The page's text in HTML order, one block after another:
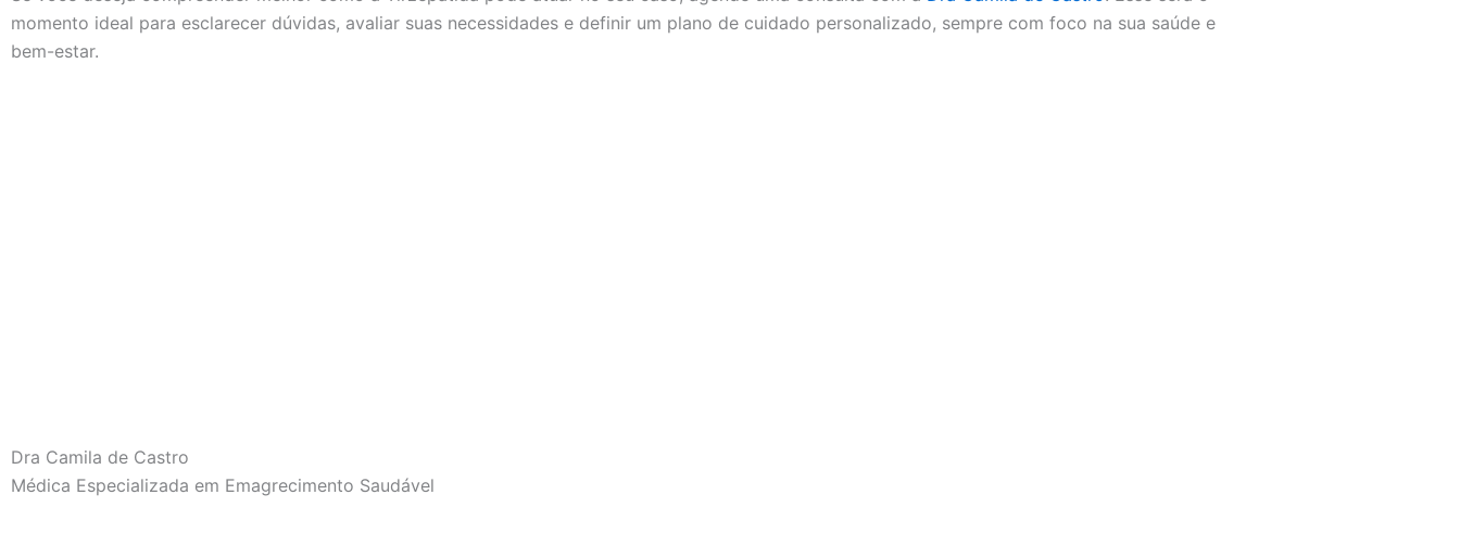
momento ideal para esclarecer dúvidas, avaliar suas necessidades e definir um plano de cuidado personalizado, sempre com foco na sua saúde e
bem-estar.
Dra Camila de Castro
Médica Especializada em Emagrecimento Saudável